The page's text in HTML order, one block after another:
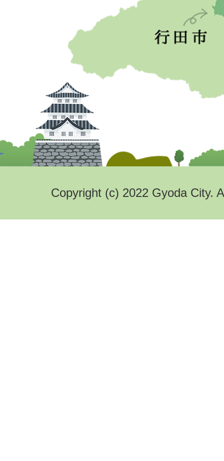
Copyright (c) 2022 Gyoda City.